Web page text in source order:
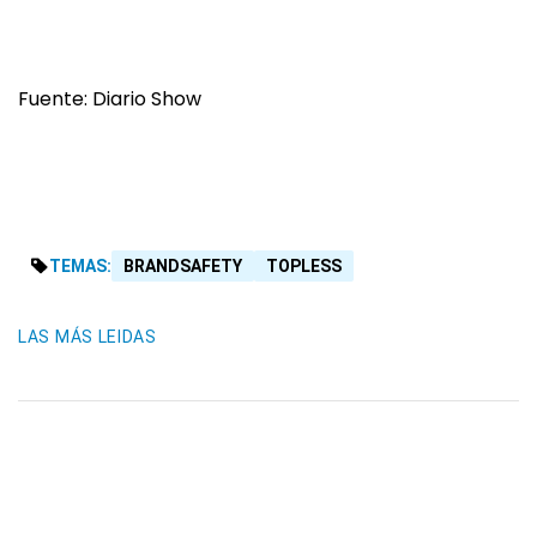
Fuente: Diario Show
TEMAS: BRANDSAFETY TOPLESS
LAS MÁS LEIDAS